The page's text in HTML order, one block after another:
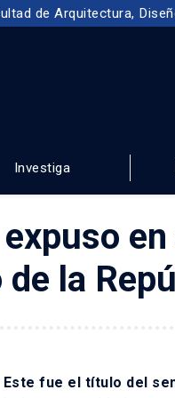
de Arquitectura,
Investiga
la
fue el título del